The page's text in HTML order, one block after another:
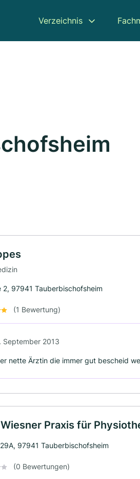
Verzeichnis
2, 97941 Tauberbischofsheim
(1 Bewertung)
September 2013
nette Ärztin die immer gut bescheid
Praxis für
97941 Tauberbischofsheim
(0 Bewertungen)